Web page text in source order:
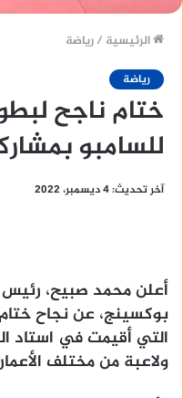
الرئيسية /رياضة
رياضة
ختام ناجح
للسامبو بمشاركة 300
آخر تحديث: 4 ديسمبر، 2022
أعلن محمد صبيح، رئيس
بوكسينج، عن نجاح
ولاعبة من مختلف